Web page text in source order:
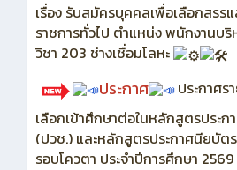
เรื่อง รับสมัครบุคคลเพื่อเลือกสรร
ราชการทั่วไป ตำแหน่ง พนักงานบ
วิชา 203 ช่างเชื่อมโลหะ
ประกาศ
ประกาศ
เลือกเข้าศึกษาต่อในหลักสูตรประ
(ปวช.) และหลักสูตรประกาศนียบั
รอบโควตา ประจำปีการศึกษา 2569